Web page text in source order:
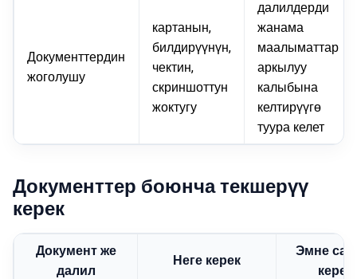
Документтердин
жоголушу
картанын,
билдирүүнүн,
чектин,
скриншоттун
жоктугу
далилдерди
жанама
маалыматтар
аркылуу
калыбына
келтирүүгө
туура келет
Документтер боюнча текшерүү
керек
Документ же
далил
Неге керек
Эмне
керек